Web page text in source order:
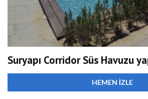
Suryapı Corridor Süs Havuzu
HEMEN İZLE